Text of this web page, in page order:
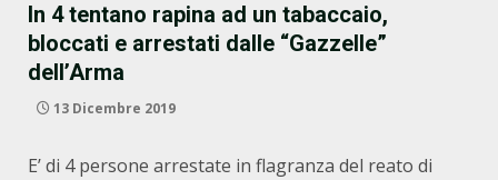
In 4 tentano rapina ad un tabaccaio,
bloccati e arrestati dalle “Gazzelle”
dell’Arma
13 Dicembre 2019
E’ di 4 persone arrestate in flagranza del reato di